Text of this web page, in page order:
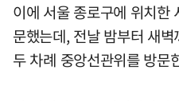
이에 서울 종로구에 위치한
문했는데, 전날 밤부터 새
두 차례 중앙선관위를 방문